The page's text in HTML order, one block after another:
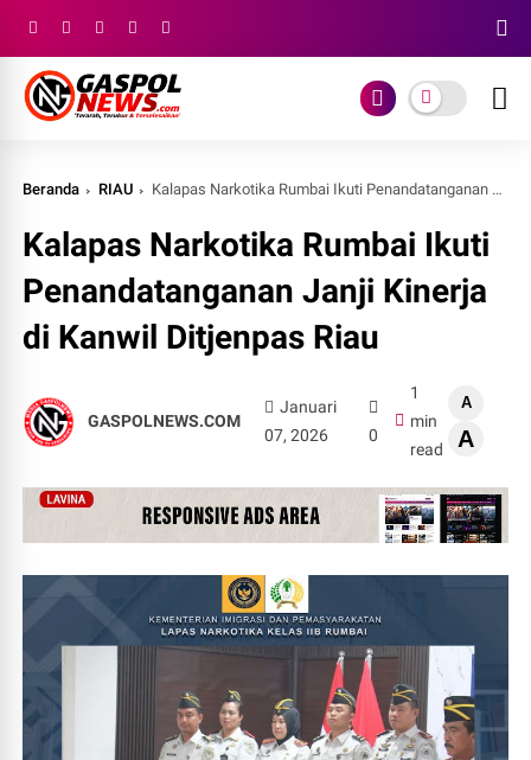
Beranda RIAU Kalapas Narkotika Rumbai Ikuti Penandatanganan Janji Kinerja di Kanwil Ditjenpas Riau
Kalapas Narkotika Rumbai Ikuti
Penandatanganan Janji Kinerja
di Kanwil Ditjenpas Riau
GASPOLNEWS.COM
Januari
07, 2026
0
1
min
read
A
A